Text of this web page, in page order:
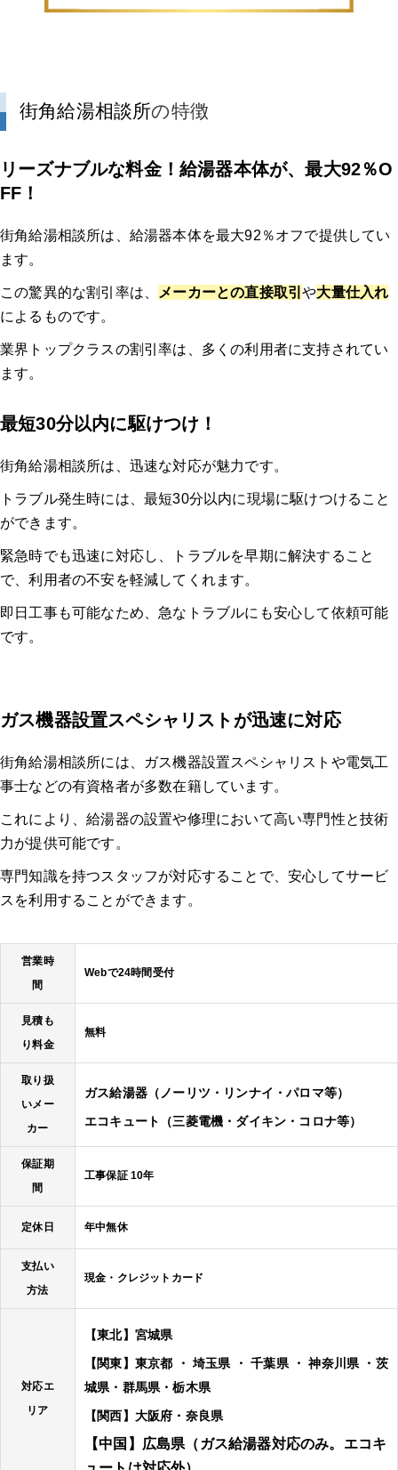
街角給湯相談所の特徴
リーズナブルな料金！給湯器本体が、最大92％O
FF！
街角給湯相談所は、給湯器本体を最大92％オフで提供してい
ます。
この驚異的な割引率は、 メーカーとの直接取引や大量仕入れ
によるものです。
業界トップクラスの割引率は、多くの利用者に支持されてい
ます。
最短30分以内に駆けつけ！
街角給湯相談所は、迅速な対応が魅力です。
トラブル発生時には、最短30分以内に現場に駆けつけること
ができます。
緊急時でも迅速に対応し、トラブルを早期に解決すること
で、利用者の不安を軽減してくれます。
即日工事も可能なため、急なトラブルにも安心して依頼可能
です。
ガス機器設置スペシャリストが迅速に対応
街角給湯相談所には、ガス機器設置スペシャリストや電気工
事士などの有資格者が多数在籍しています。
これにより、給湯器の設置や修理において高い専門性と技術
力が提供可能です。
専門知識を持つスタッフが対応することで、安心してサービ
スを利用することができます。
営業時
間
Webで24時間受付
見積も
り料金
無料
取り扱
いメー
カー
ガス給湯器（ノーリツ・リンナイ・パロマ等）
エコキュート（三菱電機・ダイキン・コロナ等）
保証期
間
工事保証 10年
定休日 年中無休
支払い
方法
現金・クレジットカード
対応エ
リア
【東北】宮城県
【関東】東京都 ・ 埼玉県 ・ 千葉県 ・ 神奈川県 ・茨
城県・群馬県・栃木県
【関西】大阪府・奈良県
【中国】広島県（ガス給湯器対応のみ。エコキ